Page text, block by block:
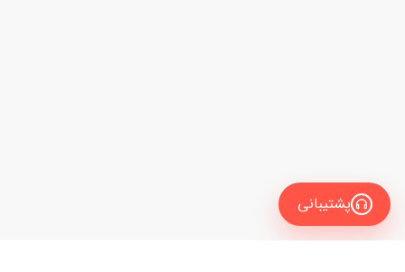
پشتیبانی